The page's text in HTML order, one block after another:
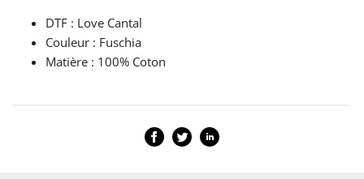
DTF : Love Cantal
Couleur : Fuschia
Matière : 100% Coton